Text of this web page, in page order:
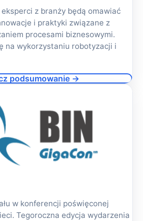
z branży będą omawiać
i praktyki związane z
procesami biznesowymi.
na wykorzystaniu robotyzacji i
podsumowanie →
w konferencji poświęconej
Tegoroczna edycja wydarzenia